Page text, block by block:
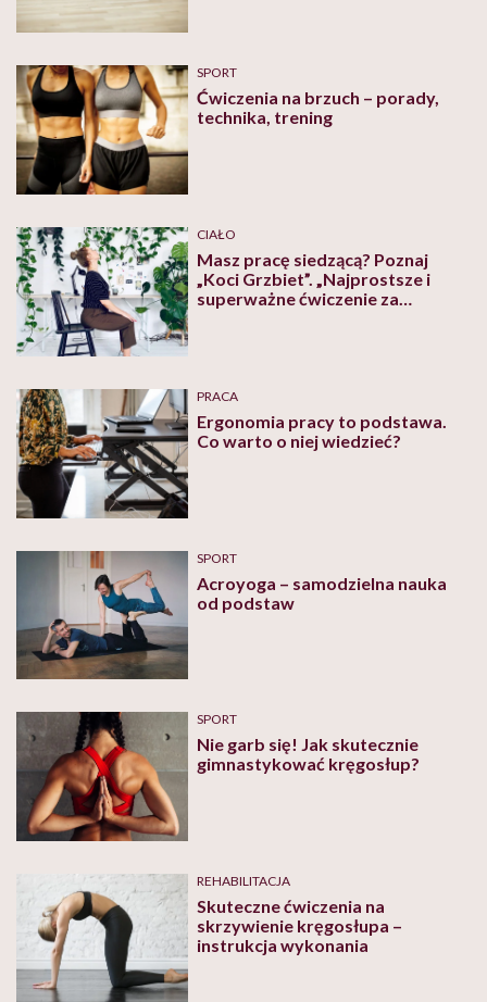
SPORT
Ćwiczenia na brzuch – porady,
technika, trening
CIAŁO
Masz pracę siedzącą? Poznaj
„Koci Grzbiet”. „Najprostsze i
superważne ćwiczenie za
PRACA
Ergonomia pracy to podstawa.
Co warto o niej wiedzieć?
SPORT
Acroyoga – samodzielna nauka
od podstaw
SPORT
Nie garb się! Jak skutecznie
gimnastykować kręgosłup?
REHABILITACJA
Skuteczne ćwiczenia na
skrzywienie kręgosłupa –
instrukcja wykonania